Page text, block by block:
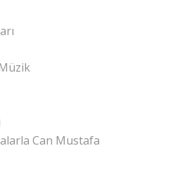
Can Mustafa